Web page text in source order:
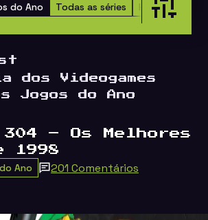
Todas as séries Happy Hour
do Ano
dos Videogames
Jogos do Ano
– Os Melhores
1998
Ano
201 Comentários